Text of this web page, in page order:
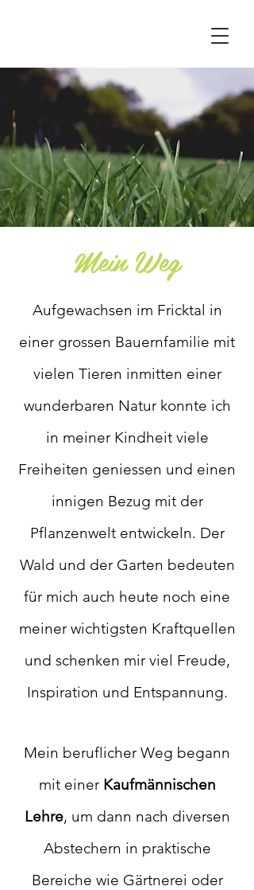
Mein Weg
Aufgewachsen im Fricktal in
einer grossen Bauernfamilie mit
vielen Tieren inmitten einer
wunderbaren Natur konnte ich
in meiner Kindheit viele
Freiheiten geniessen und einen
innigen Bezug mit der
Pflanzenwelt entwickeln. Der
Wald und der Garten bedeuten
für mich auch heute noch eine
meiner wichtigsten Kraftquellen
und schenken mir viel Freude,
Inspiration und Entspannung.
Mein beruflicher Weg begann
mit einer Kaufmännischen
Lehre, um dann nach diversen
Abstechern in praktische
Bereiche wie Gärtnerei oder